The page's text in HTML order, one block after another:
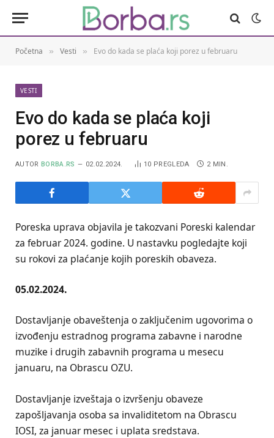
Početna » Vesti » Evo do kada se plaća koji porez u februaru
VESTI
Evo do kada se plaća koji
porez u februaru
AUTOR BORBA.RS 02.02.2024. 10 PREGLEDA 2 MIN.
Poreska uprava objavila je takozvani Poreski kalendar
za februar 2024. godine. U nastavku pogledajte koji
su rokovi za plaćanje kojih poreskih obaveza.
05.02.2024.
Dostavljanje obaveštenja o zaključenim ugovorima o
izvođenju estradnog programa zabavne i narodne
muzike i drugih zabavnih programa u mesecu
januaru, na Obrascu OZU.
Dostavljanje izveštaja o izvršenju obaveze
zapošljavanja osoba sa invaliditetom na Obrascu
IOSI, za januar mesec i uplata sredstava.